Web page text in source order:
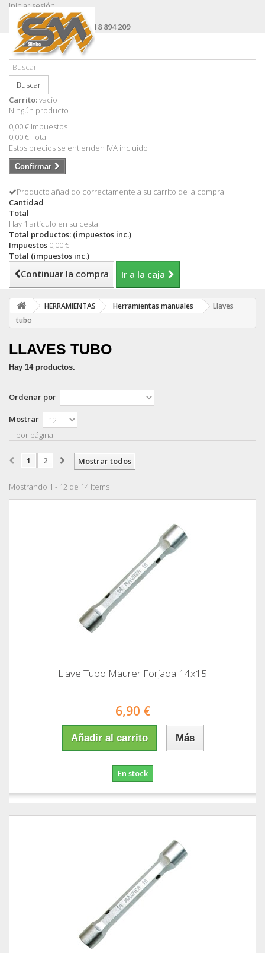
Iniciar sesión
Contacte con nosotros
Llámanos ahora:+34 618 894 209
Buscar
Carrito:vacío
Ningún producto
0,00 € Impuestos
0,00 €Total
Estos precios se entienden IVA incluído
Confirmar
Producto añadido correctamente a su carrito de la compra
Cantidad
Total
Hay 1 artículo en su cesta.
Total productos: (impuestos inc.)
Impuestos 0,00 €
Total (impuestos inc.)
Continuar la compra Ir a la caja
HERRAMIENTAS Herramientas manuales
Llaves
tubo
LLAVES TUBO
Hay 14 productos.
Ordenar por
Mostrar
por página
Mostrar todos
1 2
Mostrando 1 - 12 de 14 items
Llave Tubo Maurer Forjada 14x15
6,90 €
Añadir al carrito Más
En stock